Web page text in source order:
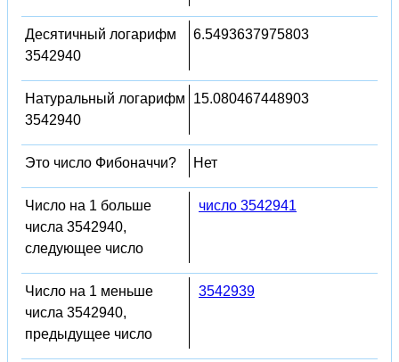
Десятичный логарифм
3542940
6.5493637975803
Натуральный логарифм
3542940
15.080467448903
Это число Фибоначчи? Нет
Число на 1 больше
числа 3542940,
следующее число
число 3542941
Число на 1 меньше
числа 3542940,
предыдущее число
3542939